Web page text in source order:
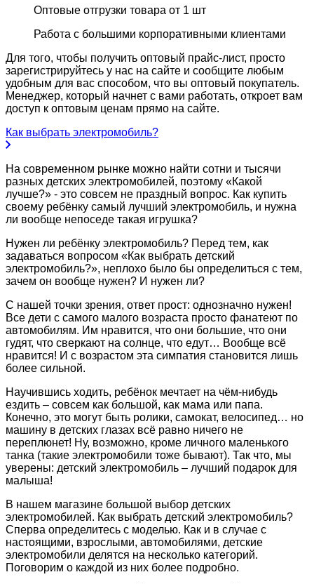
Оптовые отгрузки товара от 1 шт
Работа с большими корпоративными клиентами
Для того, чтобы получить оптовый прайс-лист, просто
зарегистрируйтесь у нас на сайте и сообщите любым
удобным для вас способом, что вы оптовый покупатель.
Менеджер, который начнет с вами работать, откроет вам
доступ к оптовым ценам прямо на сайте.
Как выбрать электромобиль?
На современном рынке можно найти сотни и тысячи
разных детских электромобилей, поэтому «Какой
лучше?» - это совсем не праздный вопрос. Как купить
своему ребёнку самый лучший электромобиль, и нужна
ли вообще непоседе такая игрушка?
Нужен ли ребёнку электромобиль? Перед тем, как
задаваться вопросом «Как выбрать детский
электромобиль?», неплохо было бы определиться с тем,
зачем он вообще нужен? И нужен ли?
С нашей точки зрения, ответ прост: однозначно нужен!
Все дети с самого малого возраста просто фанатеют по
автомобилям. Им нравится, что они большие, что они
гудят, что сверкают на солнце, что едут… Вообще всё
нравится! И с возрастом эта симпатия становится лишь
более сильной.
Научившись ходить, ребёнок мечтает на чём-нибудь
ездить – совсем как большой, как мама или папа.
Конечно, это могут быть ролики, самокат, велосипед… но
машину в детских глазах всё равно ничего не
переплюнет! Ну, возможно, кроме личного маленького
танка (такие электромобили тоже бывают). Так что, мы
уверены: детский электромобиль – лучший подарок для
малыша!
В нашем магазине большой выбор детских
электромобилей. Как выбрать детский электромобиль?
Сперва определитесь с моделью. Как и в случае с
настоящими, взрослыми, автомобилями, детские
электромобили делятся на несколько категорий.
Поговорим о каждой из них более подробно.